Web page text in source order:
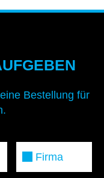
Bestellung für
Firma